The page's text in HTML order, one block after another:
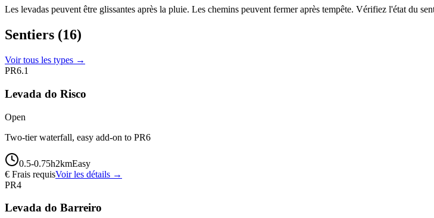
Les levadas peuvent être glissantes après la pluie. Les chemins peuvent fermer après tempête. Vérifiez l'état du
Sentiers (16)
Voir tous les types →
PR6.1
Levada do Risco
Open
Two-tier waterfall, easy add-on to PR6
0.5-0.75h2kmEasy
€ Frais requisVoir les détails →
PR4
Levada do Barreiro